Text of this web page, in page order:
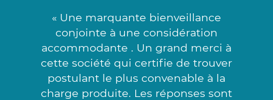
« Une marquante bienveillance
conjointe à une considération
accommodante . Un grand merci à
cette société qui certifie de trouver
postulant le plus convenable à la
charge produite. Les réponses sont